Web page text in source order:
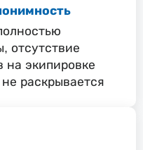
отсутствие
на экипировке
раскрывается